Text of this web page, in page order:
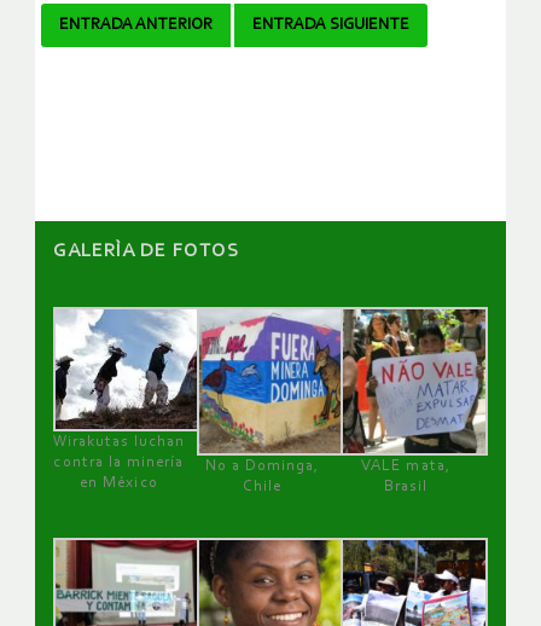
Navegador
ENTRADA ANTERIOR ENTRADA SIGUIENTE
GALERÌA DE FOTOS
Wirakutas luchan
contra la minería
en México
No a Dominga,
Chile
VALE mata,
Brasil